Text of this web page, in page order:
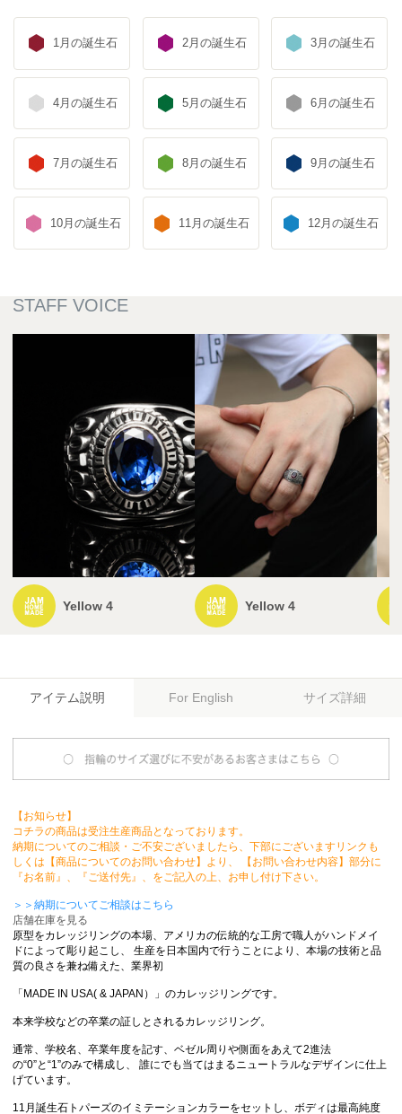
1月の誕生石 2月の誕生石 3月の誕生石
4月の誕生石 5月の誕生石 6月の誕生石
7月の誕生石 8月の誕生石 9月の誕生石
10月の誕生石 11月の誕生石 12月の誕生石
Yellow 4 Yellow 4
アイテム説明 For English サイズ詳細
【お知らせ】
コチラの商品は受注生産商品となっております。
納期についてのご相談・ご不安ございましたら、下部にございますリンクも
しくは【商品についてのお問い合わせ】より、 【お問い合わせ内容】部分に
『お名前』、『ご送付先』、をご記入の上、お申し付け下さい。
＞＞納期についてご相談はこちら
店舗在庫を見る
原型をカレッジリングの本場、アメリカの伝統的な工房で職人がハンドメイ
ドによって彫り起こし、 生産を日本国内で行うことにより、本場の技術と品
質の良さを兼ね備えた、業界初
「MADE IN USA( & JAPAN）」のカレッジリングです。
本来学校などの卒業の証しとされるカレッジリング。
通常、学校名、卒業年度を記す、ベゼル周りや側面をあえて2進法
の“0”と“1”のみで構成し、 誰にでも当てはまるニュートラルなデザインに仕上
げています。
11月誕生石トパーズのイミテーションカラーをセットし、ボディは最高純度